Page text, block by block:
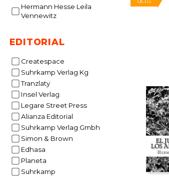
Hermann Hesse Leila
Vennewitz
EDITORIAL
Createspace
Suhrkamp Verlag Kg
Tranzlaty
Insel Verlag
Legare Street Press
Alianza Editorial
Suhrkamp Verlag Gmbh
Simon & Brown
Edhasa
Planeta
Suhrkamp
15%
dcto.